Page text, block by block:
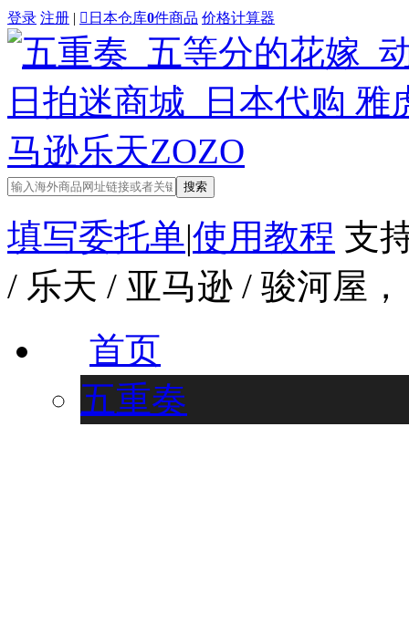
登录 注册 |  日本仓库0件商品 价格计算器
搜索
填写委托单|使用教程 支
/ 乐天 / 亚马逊 / 骏河屋
首页
五重奏